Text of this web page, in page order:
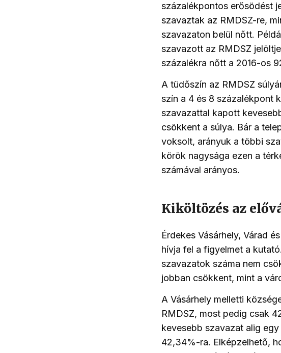
százalékpontos erősödést
szavaztak az RMDSZ-re,
szavazaton belül nőtt.
szavazott az RMDSZ
százalékra nőtt a 2016-os
A tüdőszín az RMDSZ
szín a 4 és 8 százalékpont
szavazattal kapott
csökkent a súlya. Bár a
voksolt, arányuk a többi
körök nagysága ezen a
számával arányos.
Kiköltözés az
Érdekes Vásárhely, Várad
hívja fel a figyelmet a
szavazatok száma nem
jobban csökkent, mint a
A Vásárhely melletti
RMDSZ, most pedig csak
kevesebb szavazat alig
42,34%-ra. Elképzelhető,